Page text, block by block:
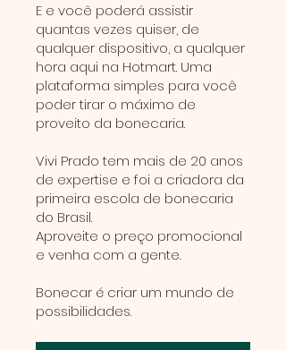
E e você poderá assistir
quantas vezes quiser, de
qualquer dispositivo, a qualquer
hora aqui na Hotmart. Uma
plataforma simples para você
poder tirar o máximo de
proveito da bonecaria.
Vivi Prado tem mais de 20 anos
de expertise e foi a criadora da
primeira escola de bonecaria
do Brasil.
Aproveite o preço promocional
e venha com a gente.
Bonecar é criar um mundo de
possibilidades.